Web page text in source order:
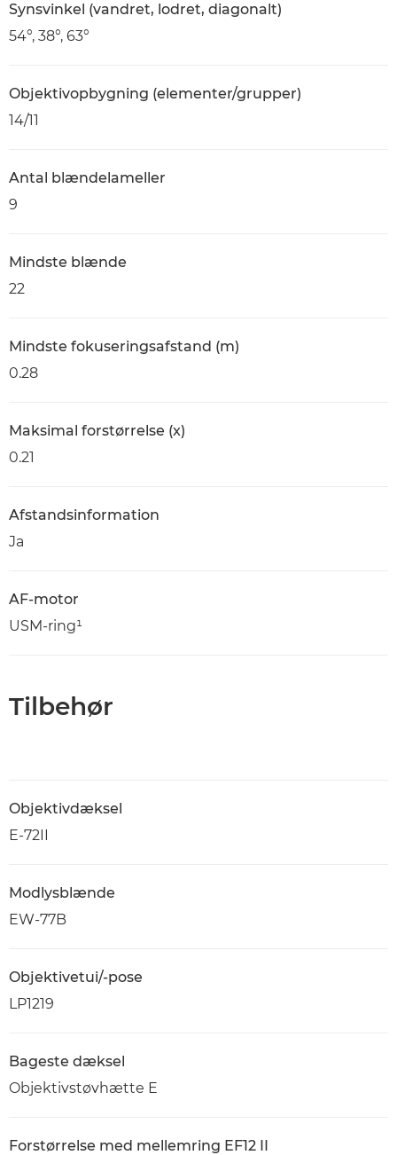
Synsvinkel (vandret, lodret, diagonalt)
54°, 38°, 63°
Objektivopbygning (elementer/grupper)
14/11
Antal blændelameller
9
Mindste blænde
22
Mindste fokuseringsafstand (m)
0.28
Maksimal forstørrelse (x)
0.21
Afstandsinformation
Ja
AF-motor
USM-ring¹
Tilbehør
Objektivdæksel
E-72II
Modlysblænde
EW-77B
Objektivetui/-pose
LP1219
Bageste dæksel
Objektivstøvhætte E
Forstørrelse med mellemring EF12 II